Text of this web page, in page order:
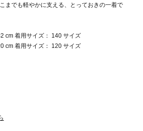
までも軽やかに支える、とっておきの一着で
cm 着用サイズ： 140 サイズ
cm 着用サイズ： 120 サイズ